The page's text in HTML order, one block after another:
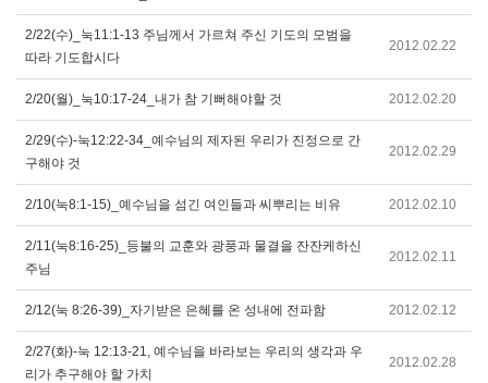
2/22(수)_눅11:1-13 주님께서 가르쳐 주신 기도의 모범을
따라 기도합시다
2012.02.22
2/20(월)_눅10:17-24_내가 참 기뻐해야할 것 2012.02.20
2/29(수)-눅12:22-34_예수님의 제자된 우리가 진정으로 간
구해야 것
2012.02.29
2/10(눅8:1-15)_예수님을 섬긴 여인들과 씨뿌리는 비유 2012.02.10
2/11(눅8:16-25)_등불의 교훈와 광풍과 물결을 잔잔케하신
주님
2012.02.11
2/12(눅 8:26-39)_자기받은 은혜를 온 성내에 전파함 2012.02.12
2/27(화)-눅 12:13-21, 예수님을 바라보는 우리의 생각과 우
리가 추구해야 할 가치
2012.02.28